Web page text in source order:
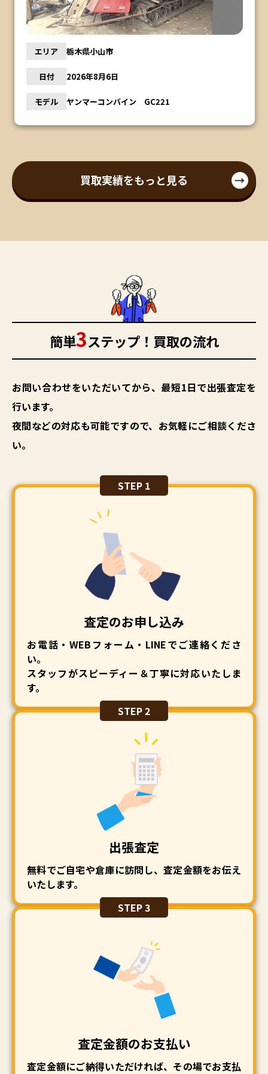
エリア 栃木県小山市
日付 2026年8月6日
モデル ヤンマーコンバイン GC221
買取実績をもっと見る
簡単3ステップ！買取の流れ
お問い合わせをいただいてから、最短1日で出張査定を
行います。
夜間などの対応も可能ですので、お気軽にご相談くださ
い。
STEP 1
査定のお申し込み
お電話・WEBフォーム・LINEでご連絡くださ
い。
スタッフがスピーディー＆丁寧に対応いたしま
す。
STEP 2
出張査定
無料でご自宅や倉庫に訪問し、査定金額をお伝え
いたします。
STEP 3
査定金額のお支払い
査定金額にご納得いただければ、その場でお支払